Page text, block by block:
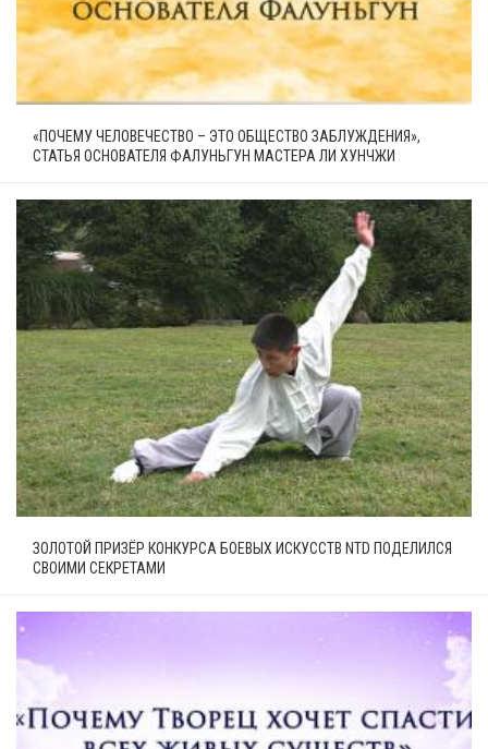
«ПОЧЕМУ ЧЕЛОВЕЧЕСТВО – ЭТО ОБЩЕСТВО ЗАБЛУЖДЕНИЯ»,
СТАТЬЯ ОСНОВАТЕЛЯ ФАЛУНЬГУН МАСТЕРА ЛИ ХУНЧЖИ
ЗОЛОТОЙ ПРИЗЁР КОНКУРСА БОЕВЫХ ИСКУССТВ NTD ПОДЕЛИЛСЯ
СВОИМИ СЕКРЕТАМИ